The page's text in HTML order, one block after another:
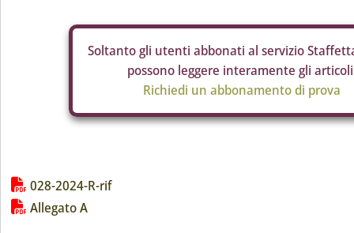
Soltanto gli utenti abbonati al servizio
possono leggere interamente gli
Richiedi un abbonamento di prova
Lista allegati PDF alla notizia
028-2024-R-rif
Allegato A